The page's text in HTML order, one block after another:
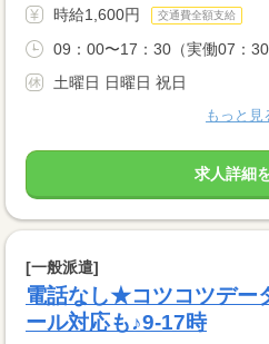
時給1,600円 交通費全額支給
09：00〜17：30（実働07：30
土曜日 日曜日 祝日
もっと見
求人詳細
[一般派遣]
電話なし★コツコツデー
ール対応も♪9-17時